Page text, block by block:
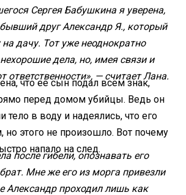
Сергея Бабушкина я уверена,
друг Александр Я., который
дачу. Тот уже неоднократно
дела, но, имея связи и
ответственности», — считает Лана.
что ее сын подал всем знак,
перед домом убийцы. Ведь он
тело в воду и надеялись, что его
но этого не произошло. Вот почему
напало на след.
после гибели, опознавать его
Мне же его из морга привезли
Александр проходил лишь как